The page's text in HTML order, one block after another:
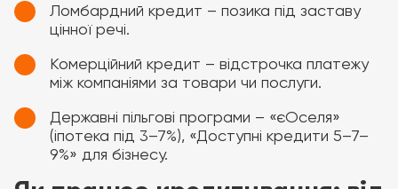
Ломбардний кредит – позика під заставу
цінної речі.
Комерційний кредит – відстрочка платежу
між компаніями за товари чи послуги.
Державні пільгові програми – «єОселя»
(іпотека під 3–7%), «Доступні кредити 5–7–
9%» для бізнесу.